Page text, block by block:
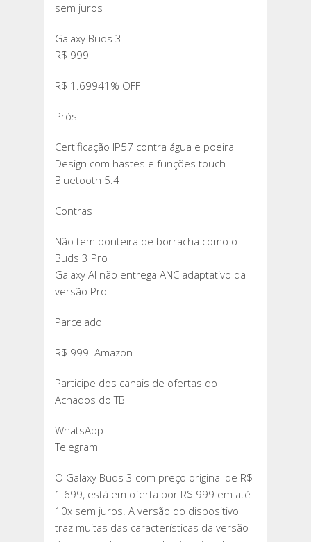
sem juros
Galaxy Buds 3
R$ 999
R$ 1.69941% OFF
Prós
Certificação IP57 contra água e poeira
Design com hastes e funções touch
Bluetooth 5.4
Contras
Não tem ponteira de borracha como o
Buds 3 Pro
Galaxy AI não entrega ANC adaptativo da
versão Pro
Parcelado
R$ 999 Amazon
Participe dos canais de ofertas do
Achados do TB
WhatsApp
Telegram
O Galaxy Buds 3 com preço original de R$
1.699, está em oferta por R$ 999 em até
10x sem juros. A versão do dispositivo
traz muitas das características da versão